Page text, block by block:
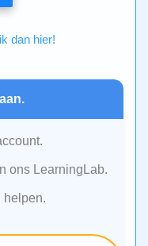
dan hier!
ons LearningLab.
helpen.